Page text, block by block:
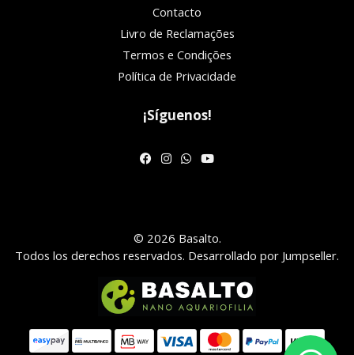
Contacto
Livro de Reclamações
Termos e Condições
Política de Privacidade
¡Síguenos!
© 2026 Basalto.
Todos los derechos reservados. Desarrollado por Jumpseller.